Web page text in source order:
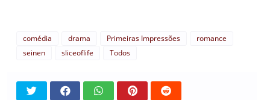
comédia drama Primeiras Impressões
romance
seinen
sliceoflife Todos